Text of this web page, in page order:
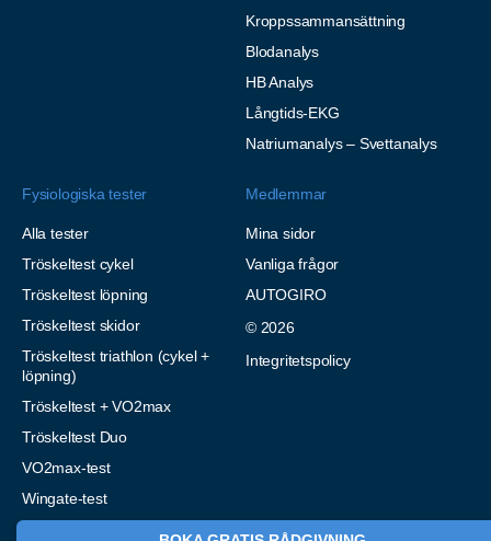
Kroppssammansättning
Blodanalys
HB Analys
Långtids-EKG
Natriumanalys – Svettanalys
Fysiologiska tester
Alla tester
Tröskeltest cykel
Tröskeltest löpning
Tröskeltest skidor
Tröskeltest triathlon (cykel +
löpning)
Tröskeltest + VO2max
Tröskeltest Duo
VO2max-test
Wingate-test
Medlemmar
Mina sidor
Vanliga frågor
AUTOGIRO
© 2026
Integritetspolicy